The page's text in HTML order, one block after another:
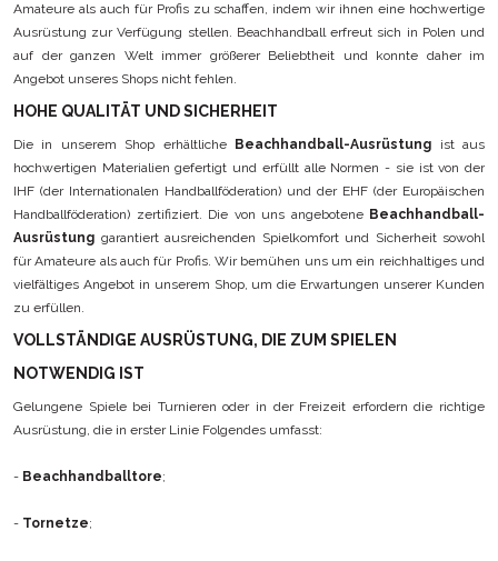
Amateure als auch für Profis zu schaffen, indem wir ihnen eine hochwertige
Ausrüstung zur Verfügung stellen. Beachhandball erfreut sich in Polen und
auf der ganzen Welt immer größerer Beliebtheit und konnte daher im
Angebot unseres Shops nicht fehlen.
HOHE QUALITÄT UND SICHERHEIT
Die in unserem Shop erhältliche Beachhandball-Ausrüstung ist aus
hochwertigen Materialien gefertigt und erfüllt alle Normen - sie ist von der
IHF (der Internationalen Handballföderation) und der EHF (der Europäischen
Handballföderation) zertifiziert. Die von uns angebotene Beachhandball-
Ausrüstung garantiert ausreichenden Spielkomfort und Sicherheit sowohl
für Amateure als auch für Profis. Wir bemühen uns um ein reichhaltiges und
vielfältiges Angebot in unserem Shop, um die Erwartungen unserer Kunden
zu erfüllen.
VOLLSTÄNDIGE AUSRÜSTUNG, DIE ZUM SPIELEN
NOTWENDIG IST
Gelungene Spiele bei Turnieren oder in der Freizeit erfordern die richtige
Ausrüstung, die in erster Linie Folgendes umfasst:
- Beachhandballtore;
- Tornetze;